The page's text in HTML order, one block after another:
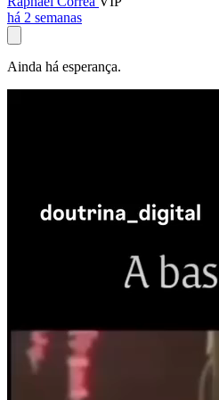
há 2 semanas
Ainda há esperança.